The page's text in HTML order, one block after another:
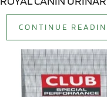
CONTINUE